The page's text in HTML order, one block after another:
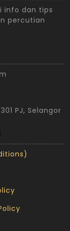
info dan tips
percutian
PJ, Selangor